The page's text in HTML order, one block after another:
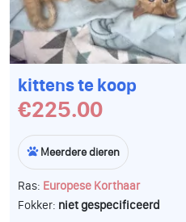
kittens te koop
€225.00
Meerdere dieren
Ras: Europese Korthaar
Fokker: niet gespecificeerd